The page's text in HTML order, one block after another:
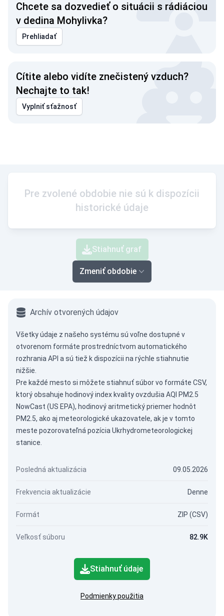
Chcete sa dozvedieť o situácii s rádiáciou
v dedina Mohylivka?
Prehliadať
Cítite alebo vidíte znečistený vzduch?
Nechajte to tak!
Vyplniť sťažnosť
Pre zvolené obdobie nie sú k dispozícii
historické údaje
Stiahnuť graf
Zmeniť obdobie
Archív otvorených údajov
Všetky údaje z našeho systému sú voľne dostupné v
otvorenom formáte prostredníctvom automatického
rozhrania API a sú tiež k dispozícii na rýchle stiahnutie
nižšie.
Pre každé mesto si môžete stiahnuť súbor vo formáte CSV,
ktorý obsahuje hodinový index kvality ovzdušia AQI PM2.5
NowCast (US EPA), hodinový aritmetický priemer hodnôt
PM2.5, ako aj meteorologické ukazovatele, ak je v tomto
meste pozorovateľná pozícia Ukrhydrometeorologickej
stanice.
Posledná aktualizácia 09.05.2026
Frekvencia aktualizácie Denne
Formát ZIP (CSV)
Veľkosť súboru 82.9K
Stiahnuť údaje
Podmienky použitia